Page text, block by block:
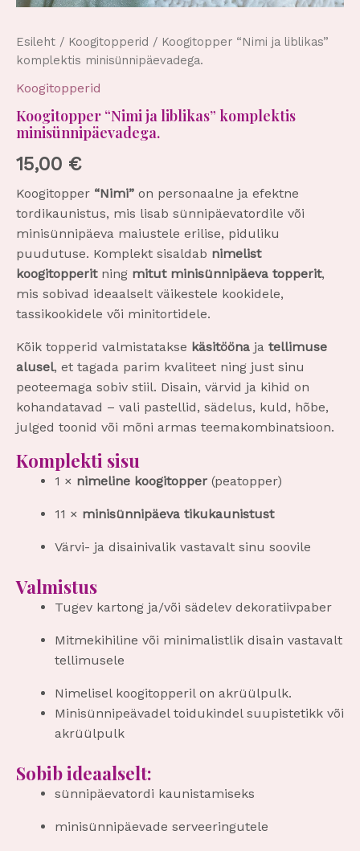
Esileht / Koogitopperid / Koogitopper “Nimi ja liblikas”
komplektis minisünnipäevadega.
Koogitopperid
Koogitopper “Nimi ja liblikas” komplektis
minisünnipäevadega.
15,00 €
Koogitopper “Nimi” on personaalne ja efektne
tordikaunistus, mis lisab sünnipäevatordile või
minisünnipäeva maiustele erilise, piduliku
puudutuse. Komplekt sisaldab nimelist
koogitopperitning mitut minisünnipäeva topperit,
mis sobivad ideaalselt väikestele kookidele,
tassikookidele või minitortidele.
Kõik topperid valmistatakse käsitööna ja tellimuse
alusel, et tagada parim kvaliteet ning just sinu
peoteemaga sobiv stiil. Disain, värvid ja kihid on
kohandatavad – vali pastellid, sädelus, kuld, hõbe,
julged toonid või mõni armas teemakombinatsioon.
Komplekti sisu
1 × nimeline koogitopper (pea­topper)
11 × minisünnipäeva tikukaunistust
Värvi- ja disainivalik vastavalt sinu soovile
Valmistus
Tugev kartong ja/või sädelev dekoratiivpaber
Mitmekihiline või minimalistlik disain vastavalt
tellimusele
Nimelisel koogitopperil on akrüülpulk.
Minisünnipeävadel toidukindel suupistetikk või
akrüülpulk
Sobib ideaalselt:
sünnipäevatordi kaunistamiseks
minisünnipäevade serveeringutele